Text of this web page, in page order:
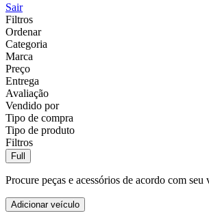
Sair
Filtros
Ordenar
Categoria
Marca
Preço
Entrega
Avaliação
Vendido por
Tipo de compra
Tipo de produto
Filtros
Full
Procure peças e acessórios de acordo com seu
Adicionar veículo